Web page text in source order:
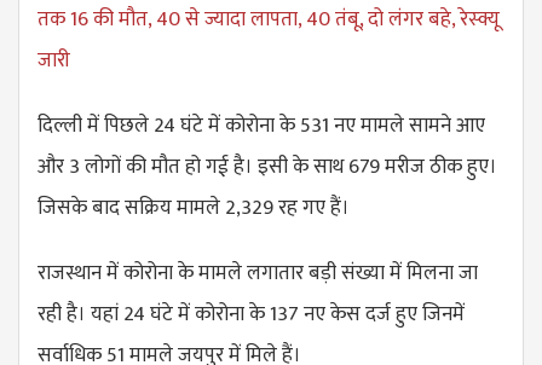
तक 16 की मौत, 40 से ज्यादा लापता, 40 तंबू, दो लंगर बहे, रेस्क्यू
जारी
दिल्ली में पिछले 24 घंटे में कोरोना के 531 नए मामले सामने आए
और 3 लोगों की मौत हो गई है। इसी के साथ 679 मरीज ठीक हुए।
जिसके बाद सक्रिय मामले 2,329 रह गए हैं।
राजस्थान में कोरोना के मामले लगातार बड़ी संख्या में मिलना जा
रही है। यहां 24 घंटे में कोरोना के 137 नए केस दर्ज हुए जिनमें
सर्वाधिक 51 मामले जयपुर में मिले हैं।